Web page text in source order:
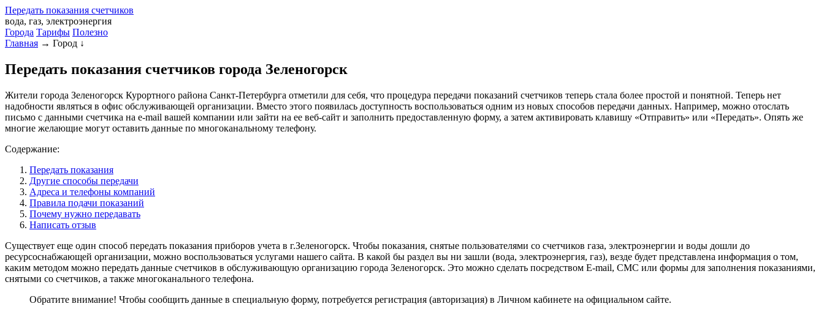
Передать показания счетчиков
вода, газ, электроэнергия
Города Тарифы Полезно
Главная → Город ↓
Передать показания счетчиков города Зеленогорск
Жители города Зеленогорск Курортного района Санкт-Петербурга отметили для себя, что процедура передачи показаний счетчиков теперь стала более простой и понятной. Теперь нет
надобности являться в офис обслуживающей организации. Вместо этого появилась доступность воспользоваться одним из новых способов передачи данных. Например, можно отослать
письмо с данными счетчика на e-mail вашей компании или зайти на ее веб-сайт и заполнить предоставленную форму, а затем активировать клавишу «Отправить» или «Передать». Опять же
многие желающие могут оставить данные по многоканальному телефону.
Содержание:
Передать показания
Другие способы передачи
Адреса и телефоны компаний
Правила подачи показаний
Почему нужно передавать
Написать отзыв
Существует еще один способ передать показания приборов учета в г.Зеленогорск. Чтобы показания, снятые пользователями со счетчиков газа, электроэнергии и воды дошли до
ресурсоснабжающей организации, можно воспользоваться услугами нашего сайта. В какой бы раздел вы ни зашли (вода, электроэнергия, газ), везде будет представлена информация о том,
каким методом можно передать данные счетчиков в обслуживающую организацию города Зеленогорск. Это можно сделать посредством E-mail, СМС или формы для заполнения показаниями,
снятыми со счетчиков, а также многоканального телефона.
Обратите внимание! Чтобы сообщить данные в специальную форму, потребуется регистрация (авторизация) в Личном кабинете на официальном сайте.